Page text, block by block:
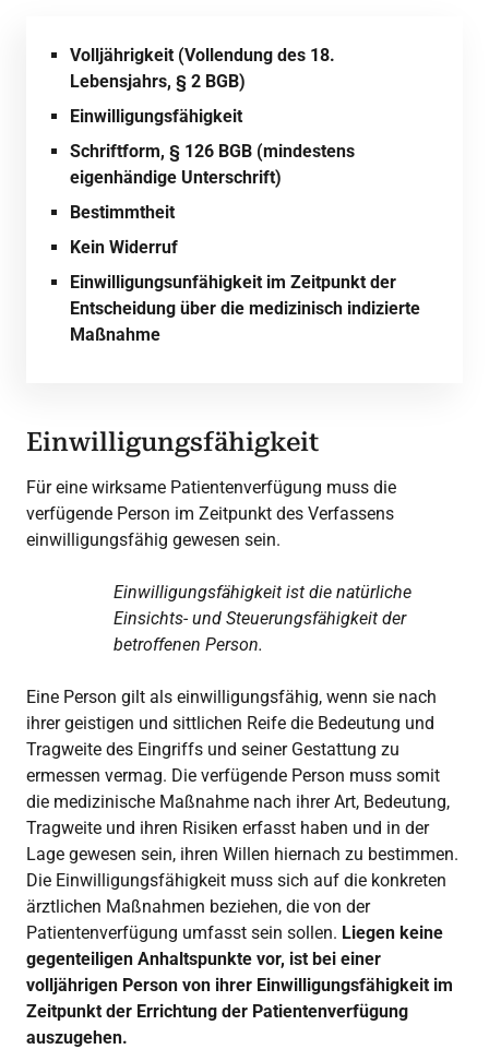
Volljährigkeit (Vollendung des 18.
Lebensjahrs, § 2 BGB)
Einwilligungsfähigkeit
Schriftform, § 126 BGB (mindestens
eigenhändige Unterschrift)
Bestimmtheit
Kein Widerruf
Einwilligungsunfähigkeit im Zeitpunkt der
Entscheidung über die medizinisch indizierte
Maßnahme
Einwilligungsfähigkeit
Für eine wirksame Patientenverfügung muss die
verfügende Person im Zeitpunkt des Verfassens
einwilligungsfähig gewesen sein.
Einwilligungsfähigkeit ist die natürliche
Einsichts- und Steuerungsfähigkeit der
betroffenen Person.
Eine Person gilt als einwilligungsfähig, wenn sie nach
ihrer geistigen und sittlichen Reife die Bedeutung und
Tragweite des Eingriffs und seiner Gestattung zu
ermessen vermag. Die verfügende Person muss somit
die medizinische Maßnahme nach ihrer Art, Bedeutung,
Tragweite und ihren Risiken erfasst haben und in der
Lage gewesen sein, ihren Willen hiernach zu bestimmen.
Die Einwilligungsfähigkeit muss sich auf die konkreten
ärztlichen Maßnahmen beziehen, die von der
Patientenverfügung umfasst sein sollen. Liegen keine
gegenteiligen Anhaltspunkte vor, ist bei einer
volljährigen Person von ihrer Einwilligungsfähigkeit im
Zeitpunkt der Errichtung der Patientenverfügung
auszugehen.